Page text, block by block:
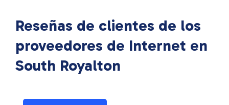
Reseñas de clientes de los
proveedores de Internet en
South Royalton